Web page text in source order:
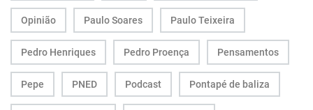
Opinião Paulo Soares Paulo Teixeira
Pedro Henriques Pedro Proença Pensamentos
Pepe PNED Podcast Pontapé de baliza